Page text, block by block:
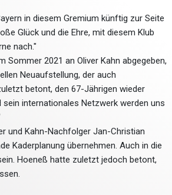
in diesem Gremium künftig zur Seite
Glück und die Ehre, mit diesem Klub
nach."
2021 an Oliver Kahn abgegeben,
Neuaufstellung, der auch
betont, den 67-Jährigen wieder
internationales Netzwerk werden uns
und Kahn-Nachfolger Jan-Christian
Kaderplanung übernehmen. Auch in die
Hoeneß hatte zuletzt jedoch betont,